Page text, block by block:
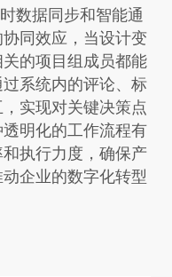
数据同步和智能通
同效应，当设计变
的项目组成员都能
系统内的评论、标
实现对关键决策点
明化的工作流程有
执行力度，确保产
企业的数字化转型